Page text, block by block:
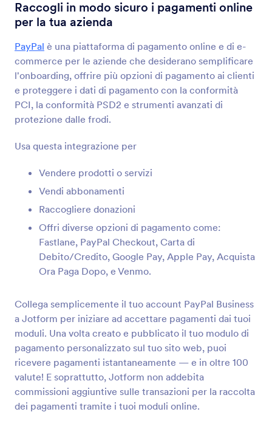
Raccogli in modo sicuro i pagamenti online
per la tua azienda
PayPal è una piattaforma di pagamento online e di e-
commerce per le aziende che desiderano semplificare
l'onboarding, offrire più opzioni di pagamento ai clienti
e proteggere i dati di pagamento con la conformità
PCI, la conformità PSD2 e strumenti avanzati di
protezione dalle frodi.
Usa questa integrazione per
Vendere prodotti o servizi
Vendi abbonamenti
Raccogliere donazioni
Offri diverse opzioni di pagamento come:
Fastlane, PayPal Checkout, Carta di
Debito/Credito, Google Pay, Apple Pay, Acquista
Ora Paga Dopo, e Venmo.
Collega semplicemente il tuo account PayPal Business
a Jotform per iniziare ad accettare pagamenti dai tuoi
moduli. Una volta creato e pubblicato il tuo modulo di
pagamento personalizzato sul tuo sito web, puoi
ricevere pagamenti istantaneamente — e in oltre 100
valute! E soprattutto, Jotform non addebita
commissioni aggiuntive sulle transazioni per la raccolta
dei pagamenti tramite i tuoi moduli online.
Integrazioni Modulo Processore di Pagamento
Sistemi di Pagamento
39 Integrazioni
I più nuovi Popolari
PayPal
tua azienda
Stripe
Accetta pagamenti e donazioni online
Authorize.Net
WorldPay UK
Accetta pagamenti tramite modulo con il
principale processore di pagamento del Regno
Unito
2CheckOut